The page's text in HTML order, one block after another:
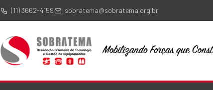
(11) 3662-4159 sobratema@sobratema.org.br